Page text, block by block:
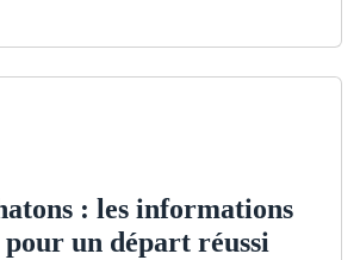
: les informations
pour un départ réussi